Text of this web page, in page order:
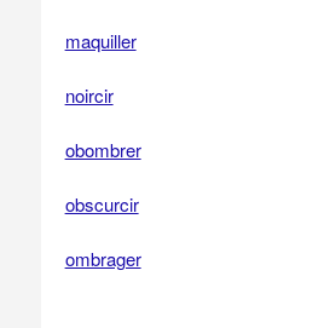
maquiller
noircir
obombrer
obscurcir
ombrager